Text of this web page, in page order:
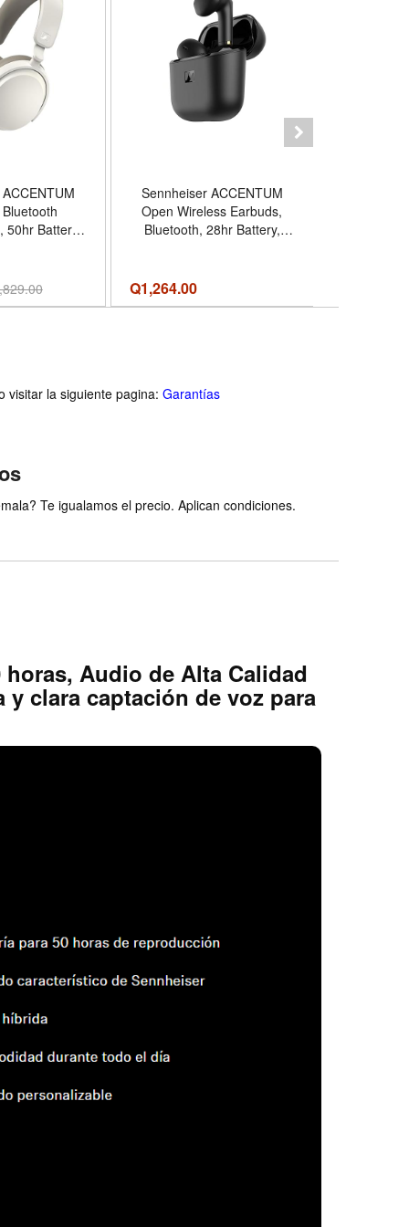
50hr Battery,
Sennheiser ACCENTUM
Open Wireless Earbuds,
Bluetooth, 28hr Battery,
Q1,264.00
visitar la siguiente pagina: Garantías
Te igualamos el precio. Aplican condiciones.
Audio de Alta Calidad
clara captación de voz para